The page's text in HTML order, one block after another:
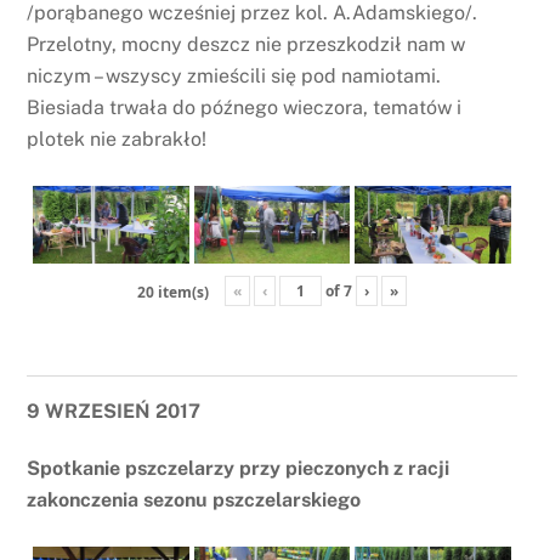
/porąbanego wcześniej przez kol. A.Adamskiego/.
Przelotny, mocny deszcz nie przeszkodził nam w
niczym – wszyscy zmieścili się pod namiotami.
Biesiada trwała do późnego wieczora, tematów i
plotek nie zabrakło!
20 item(s) « ‹ of7 › »
9 WRZESIEŃ 2017
Spotkanie pszczelarzy przy pieczonych z racji
zakonczenia sezonu pszczelarskiego